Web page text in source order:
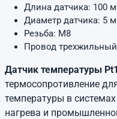
Длина датчика: 100
Диаметр датчика: 5
Резьба: М8
Провод
Датчик температуры
термосопротивление
температуры в
нагрева и